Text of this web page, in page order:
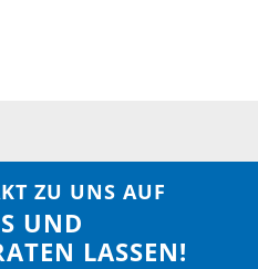
ZU UNS AUF
UND
LASSEN!